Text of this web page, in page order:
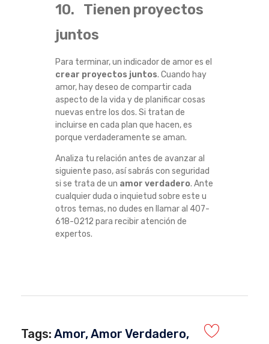
10. Tienen proyectos
juntos
Para terminar, un indicador de amor es el
crear proyectos juntos. Cuando hay
amor, hay deseo de compartir cada
aspecto de la vida y de planificar cosas
nuevas entre los dos. Si tratan de
incluirse en cada plan que hacen, es
porque verdaderamente se aman.
Analiza tu relación antes de avanzar al
siguiente paso, así sabrás con seguridad
si se trata de un amor verdadero. Ante
cualquier duda o inquietud sobre este u
otros temas, no dudes en llamar al 407-
618-0212 para recibir atención de
expertos.
Tags: Amor,Amor Verdadero,